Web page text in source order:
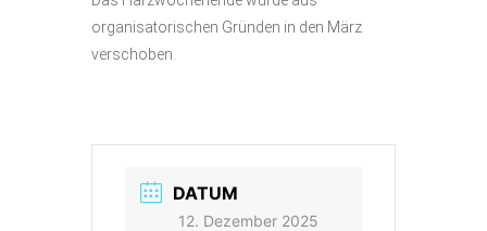
organisatorischen Gründen in den März
verschoben.
DATUM
12. Dezember 2025